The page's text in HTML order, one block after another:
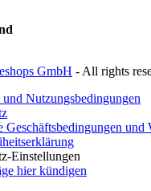
GmbH - All rights
und Nutzungsbedingungen
Geschäftsbedingungen und
Einstellungen
hier kündigen